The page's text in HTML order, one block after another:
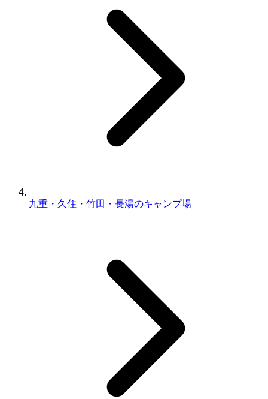
九重・久住・竹田・長湯のキャンプ場